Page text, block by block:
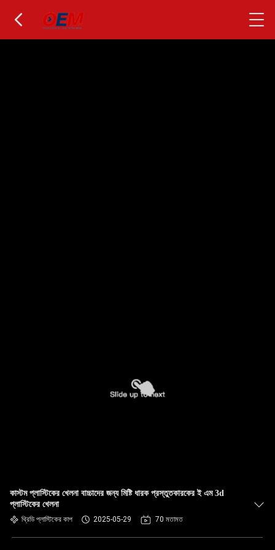
কাস্টম প্লাস্টিকের খেলনা বাচ্চাদের জন্য মিষ্টি ধারক প্রস্তুতকারকের ই এম 3d
প্লাস্টিকের খেলনা
থ্রিডি প্লাস্টিকের কাপ 2025-05-29 70 মতামত